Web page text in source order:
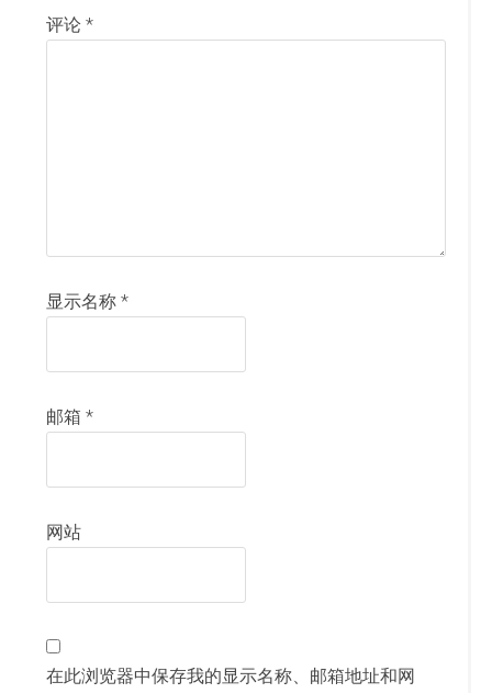
评论*
显示名称*
邮箱*
网站
在此浏览器中保存我的显示名称、邮箱地址和网